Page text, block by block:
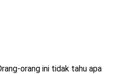
orang ini tidak tahu apa